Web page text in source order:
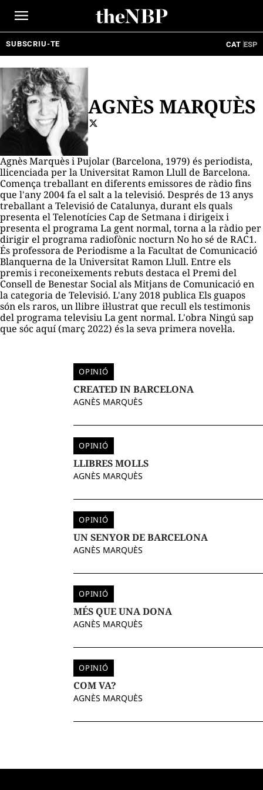
SUBSCRIU-TE CAT ESP
AGNÈS MARQUÈS
Agnès Marquès i Pujolar (Barcelona, 1979) és periodista,
llicenciada per la Universitat Ramon Llull de Barcelona.
Comença treballant en diferents emissores de ràdio fins
que l'any 2004 fa el salt a la televisió. Després de 13 anys
treballant a Televisió de Catalunya, durant els quals
presenta el Telenotícies Cap de Setmana i dirigeix i
presenta el programaLa gent normal, torna a la ràdio per
dirigir el programa radiofònic nocturnNo ho sé de RAC1.
És professora de Periodisme a la Facultat de Comunicació
Blanquerna de la Universitat Ramon Llull. Entre els
premis i reconeixements rebuts destaca el Premi del
Consell de Benestar Social als Mitjans de Comunicació en
la categoria de Televisió. L'any 2018 publicaEls guapos
són els raros, un llibre il·lustrat que recull els testimonis
del programa televisiuLa gent normal. L'obraNingú sap
que sóc aquí (març 2022) és la seva primera novel·la.
OPINIÓ
CREATED IN BARCELONA
AGNÈS MARQUÈS
OPINIÓ
LLIBRES MOLLS
AGNÈS MARQUÈS
OPINIÓ
UN SENYOR DE BARCELONA
AGNÈS MARQUÈS
OPINIÓ
MÉS QUE UNA DONA
AGNÈS MARQUÈS
OPINIÓ
COM VA?
AGNÈS MARQUÈS